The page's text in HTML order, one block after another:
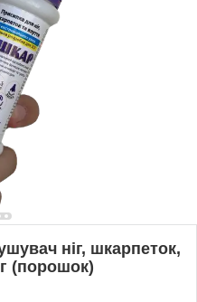
ніг, шкарпеток,
(порошок)